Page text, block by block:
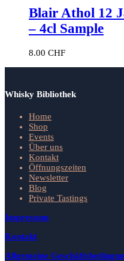
Blair Athol 12
– 4cl Sample
8.00 CHF
Whisky Bibliothek
Home
Shop
Events
Über uns
Kontakt
Öffnungszeiten
Newsletter
Blog
Private Tastings
Impressum
Kontakt
Allgemeine